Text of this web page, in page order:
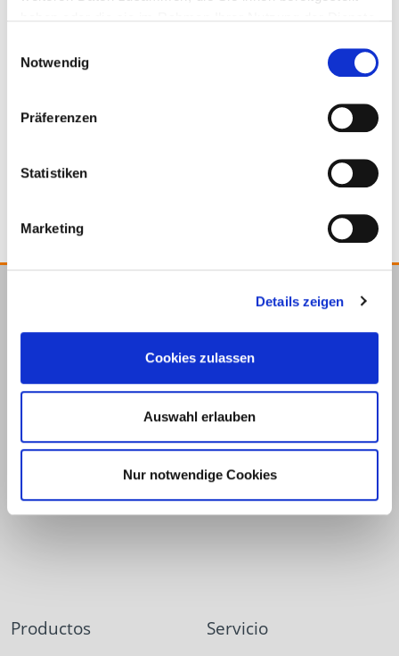
Notwendig
Präferenzen
Statistiken
Marketing
Details zeigen
Cookies zulassen
Auswahl erlauben
Nur notwendige Cookies
50X, A2
Unter dem Hofe 5
+49 2331 6245-0
Productos Servicio